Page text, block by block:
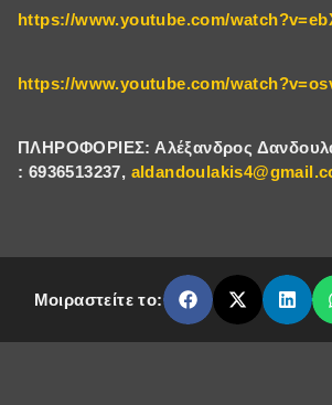
https://www.youtube.com/
https://www.youtube.com/
ΠΛΗΡΟΦΟΡΙΕΣ: Αλέξανδρος
: 6936513237,
Μοιραστείτε το: